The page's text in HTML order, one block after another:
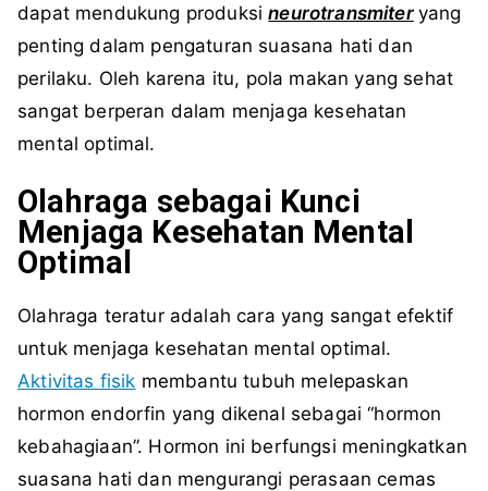
dapat mendukung produksineurotransmiter yang
penting dalam pengaturan suasana hati dan
perilaku. Oleh karena itu, pola makan yang sehat
sangat berperan dalam menjaga kesehatan
mental optimal.
Olahraga sebagai Kunci
Menjaga Kesehatan Mental
Optimal
Olahraga teratur adalah cara yang sangat efektif
untuk menjaga kesehatan mental optimal.
Aktivitas fisik membantu tubuh melepaskan
hormon endorfin yang dikenal sebagai “hormon
kebahagiaan”. Hormon ini berfungsi meningkatkan
suasana hati dan mengurangi perasaan cemas